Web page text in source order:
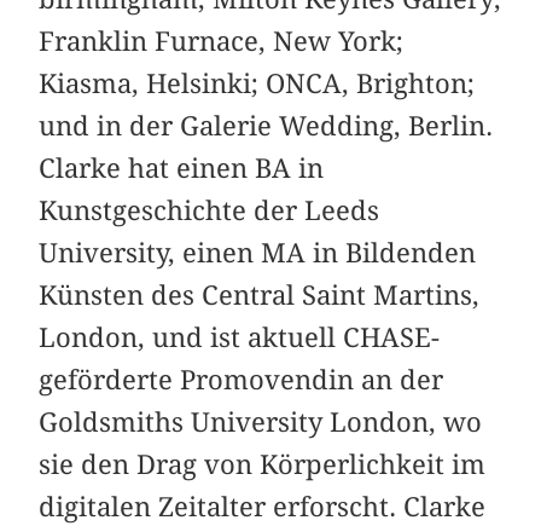
Franklin Furnace, New York;
Kiasma, Helsinki; ONCA, Brighton;
und in der Galerie Wedding, Berlin.
Clarke hat einen BA in
Kunstgeschichte der Leeds
University, einen MA in Bildenden
Künsten des Central Saint Martins,
London, und ist aktuell CHASE-
geförderte Promovendin an der
Goldsmiths University London, wo
sie den Drag von Körperlichkeit im
digitalen Zeitalter erforscht. Clarke